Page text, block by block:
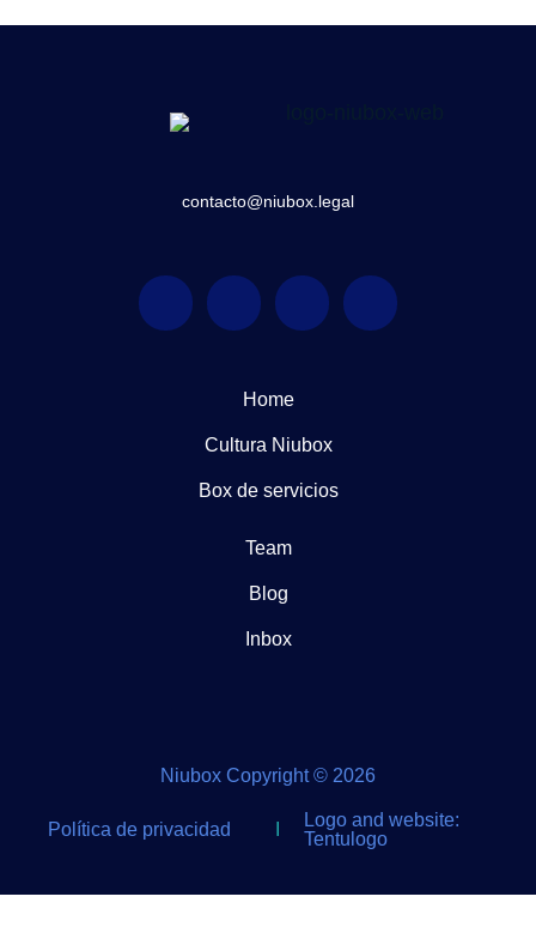
contacto@niubox.legal
Home
Cultura Niubox
Box de servicios
Team
Blog
Inbox
Niubox Copyright © 2026
Política de privacidad
Logo and website:
Tentulogo